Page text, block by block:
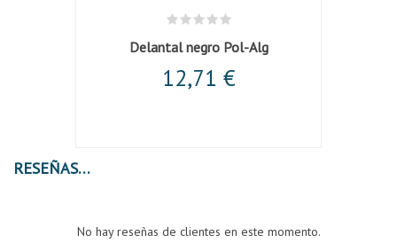
Delantal negro Pol-Alg
12,71 €
RESEÑAS
No hay reseñas de clientes en este momento.